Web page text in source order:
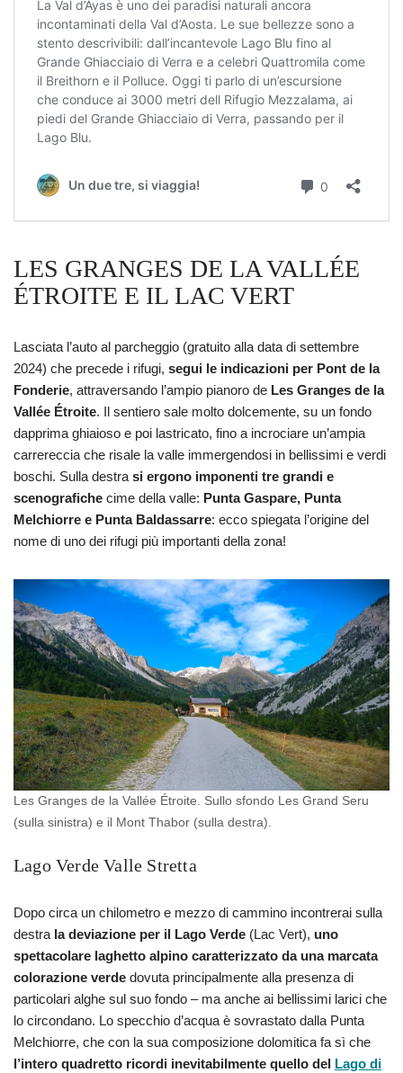
LES GRANGES DE LA VALLÉE
ÉTROITE E IL LAC VERT
Lasciata l’auto al parcheggio (gratuito alla data di settembre
2024) che precede i rifugi, segui le indicazioni per Pont de la
Fonderie, attraversando l’ampio pianoro de Les Granges de la
Vallée Étroite. Il sentiero sale molto dolcemente, su un fondo
dapprima ghiaioso e poi lastricato, fino a incrociare un’ampia
carrereccia che risale la valle immergendosi in bellissimi e verdi
boschi. Sulla destra si ergono imponenti tre grandi e
scenografiche cime della valle: Punta Gaspare, Punta
Melchiorre e Punta Baldassarre: ecco spiegata l’origine del
nome di uno dei rifugi più importanti della zona!
Les Granges de la Vallée Étroite. Sullo sfondo Les Grand Seru
(sulla sinistra) e il Mont Thabor (sulla destra).
Lago Verde Valle Stretta
Dopo circa un chilometro e mezzo di cammino incontrerai sulla
destra la deviazione per il Lago Verde (Lac Vert), uno
spettacolare laghetto alpino caratterizzato da una marcata
colorazione verde dovuta principalmente alla presenza di
particolari alghe sul suo fondo – ma anche ai bellissimi larici che
lo circondano. Lo specchio d’acqua è sovrastato dalla Punta
Melchiorre, che con la sua composizione dolomitica fa sì che
l’intero quadretto ricordi inevitabilmente quello del
Lago di